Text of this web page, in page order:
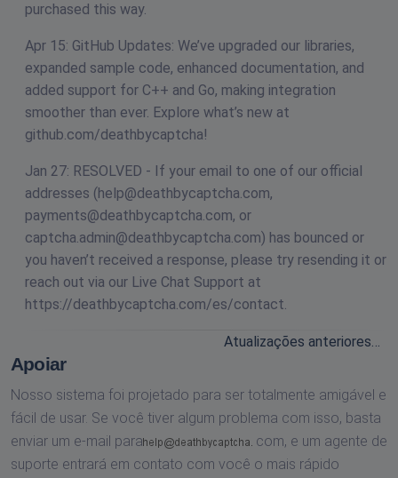
purchased this way.
Apr 15: GitHub Updates: We’ve upgraded our libraries,
expanded sample code, enhanced documentation, and
added support for C++ and Go, making integration
smoother than ever. Explore what’s new at
github.com/deathbycaptcha!
Jan 27: RESOLVED - If your email to one of our official
addresses (help@deathbycaptcha.com,
payments@deathbycaptcha.com, or
captcha.admin@deathbycaptcha.com) has bounced or
you haven’t received a response, please try resending it or
reach out via our Live Chat Support at
https://deathbycaptcha.com/es/contact.
Atualizações anteriores…
Apoiar
Nosso sistema foi projetado para ser totalmente amigável e
fácil de usar. Se você tiver algum problema com isso, basta
enviar um e-mail para
com, e um agente de
suporte entrará em contato com você o mais rápido